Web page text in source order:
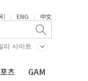
) | ENG | 中文
리 사이트
츠 GAM